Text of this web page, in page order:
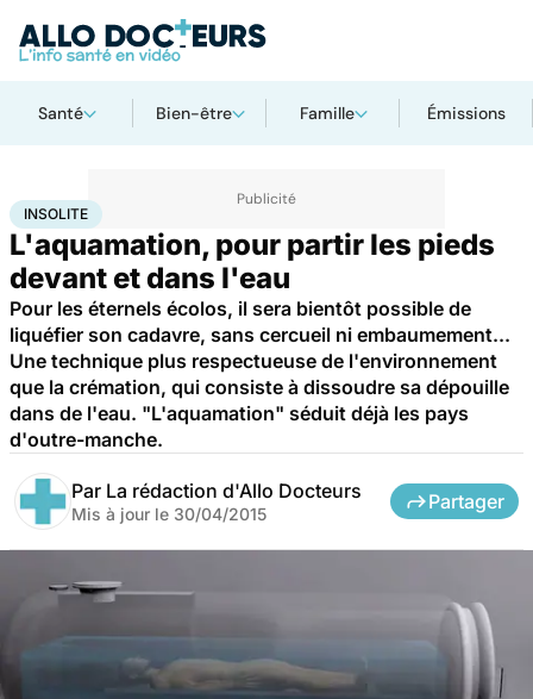
Santé Bien-être Famille Émissions
AccueilSanté
INSOLITE
L'aquamation, pour partir les pieds
devant et dans l'eau
Pour les éternels écolos, il sera bientôt possible de
liquéfier son cadavre, sans cercueil ni embaumement...
Une technique plus respectueuse de l'environnement
que la crémation, qui consiste à dissoudre sa dépouille
dans de l'eau. "L'aquamation" séduit déjà les pays
d'outre-manche.
Par La rédaction d'Allo Docteurs
Mis à jour le 30/04/2015
Partager